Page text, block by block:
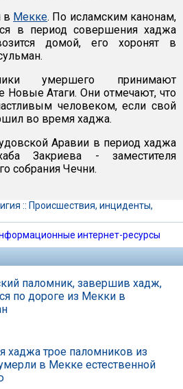
в Мекке. По исламским канонам,
в период совершения хаджа
домой, его хоронят в
умершего принимают
Новые Атаги. Они отмечают, что
человеком, если свой
во время хаджа.
Аравии в период хаджа
Закриева - заместителя
собрания Чечни.
:: Происшествия, инциденты,
интернет-ресурсы
паломник, завершив хадж,
по дороге из Мекки в
хаджа трое паломников из
в Мекке естественной